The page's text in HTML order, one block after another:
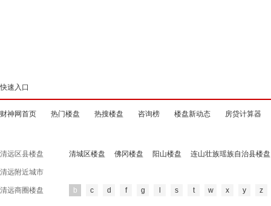
快速入口
财神网首页 热门楼盘 热搜楼盘 咨询榜 楼盘新动态 房贷计算器
清远区县楼盘 清城区楼盘 佛冈楼盘 阳山楼盘 连山壮族瑶族自治县楼盘
清远附近城市
清远商圈楼盘 b c d f g s t w x y z